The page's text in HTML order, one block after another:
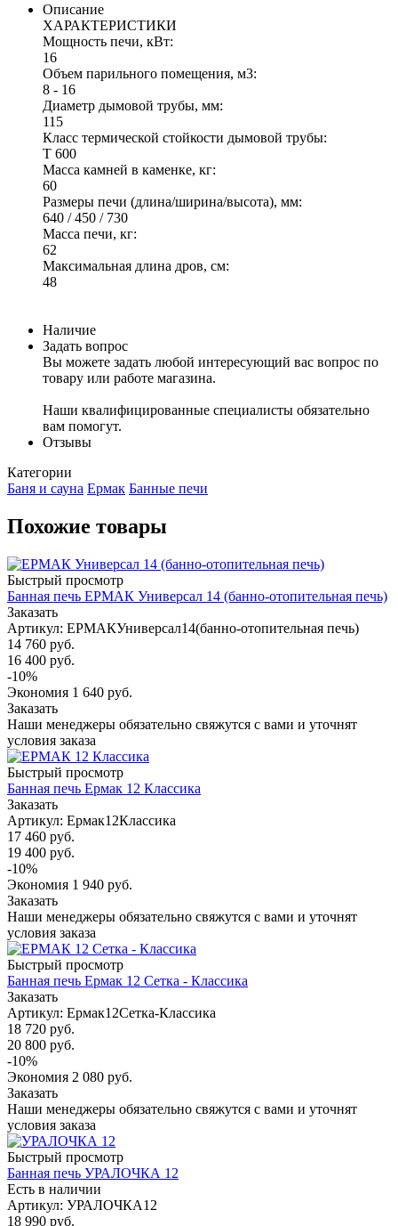
Описание
ХАРАКТЕРИСТИКИ
Мощность печи, кВт:
16
Объем парильного помещения, м3:
8 - 16
Диаметр дымовой трубы, мм:
115
Класс термической стойкости дымовой трубы:
Т 600
Масса камней в каменке, кг:
60
Размеры печи (длина/ширина/высота), мм:
640 / 450 / 730
Масса печи, кг:
62
Максимальная длина дров, см:
48
Наличие
Задать вопрос
Вы можете задать любой интересующий вас вопрос по
товару или работе магазина.
Наши квалифицированные специалисты обязательно
вам помогут.
Отзывы
Категории
Баня и сауна Ермак Банные печи
Похожие товары
Быстрый просмотр
Банная печь ЕРМАК Универсал 14 (банно-отопительная печь)
Заказать
Артикул: ЕРМАКУниверсал14(банно-отопительная печь)
14 760 руб.
16 400 руб.
-10%
Экономия 1 640 руб.
Заказать
Наши менеджеры обязательно свяжутся с вами и уточнят
условия заказа
Быстрый просмотр
Банная печь Ермак 12 Классика
Заказать
Артикул: Ермак12Классика
17 460 руб.
19 400 руб.
-10%
Экономия 1 940 руб.
Заказать
Наши менеджеры обязательно свяжутся с вами и уточнят
условия заказа
Быстрый просмотр
Банная печь Ермак 12 Сетка - Классика
Заказать
Артикул: Ермак12Сетка-Классика
18 720 руб.
20 800 руб.
-10%
Экономия 2 080 руб.
Заказать
Наши менеджеры обязательно свяжутся с вами и уточнят
условия заказа
Быстрый просмотр
Банная печь УРАЛОЧКА 12
Есть в наличии
Артикул: УРАЛОЧКА12
18 990 руб.